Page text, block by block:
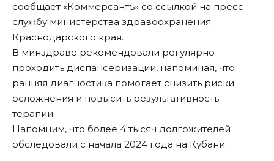
сообщает «Коммерсантъ» со ссылкой на пресс-
службу министерства здравоохранения
Краснодарского края.
В минздраве рекомендовали регулярно
проходить диспансеризации, напоминая, что
ранняя диагностика помогает снизить риски
осложнения и повысить результативность
терапии.
Напомним, что более 4 тысяч долгожителей
обследовали с начала 2024 года на Кубани.